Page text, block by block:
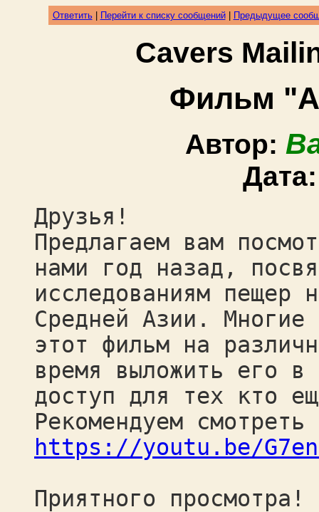
Ответить| Перейти к списку сообщений| Предыдущее
Cavers
Фильм
Автор:
Друзья!
Предлагаем вам
нами год назад,
исследованиям пещер
Средней Азии. Многие
этот фильм на
время выложить его в
доступ для тех кто
Рекомендуем
https://youtu.be/
Приятного просмотра!